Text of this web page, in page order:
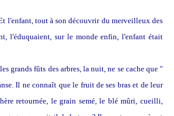
l'enfant, tout à son découvrir du merveilleux des
l'éduquaient, sur le monde enfin, l'enfant était
grands fûts des arbres, la nuit, ne se cache que "
Il ne connaît que le fruit de ses bras et de leur
retournée, le grain semé, le blé mûri, cueilli,